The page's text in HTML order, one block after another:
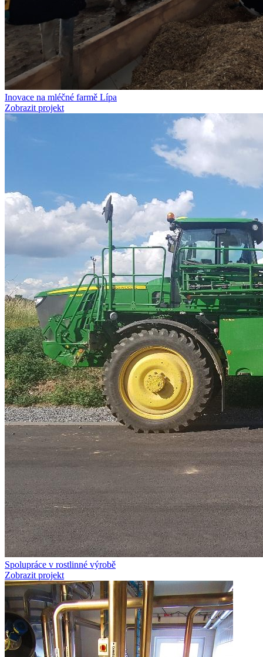
Inovace na mléčné farmě Lípa
Zobrazit projekt
Spolupráce v rostlinné výrobě
Zobrazit projekt